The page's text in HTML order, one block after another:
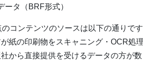
ータ（BRF形式）
コンテンツのソースは以下の通りで
紙の印刷物をスキャニング・OCR処
から直接提供を受けるデータの方が